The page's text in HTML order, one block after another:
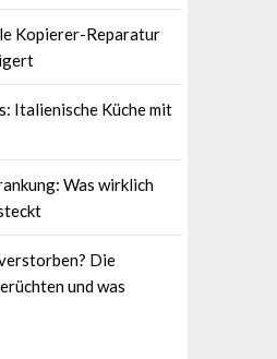
Kopierer-Reparatur
Italienische Küche mit
Was wirklich
Die
und was